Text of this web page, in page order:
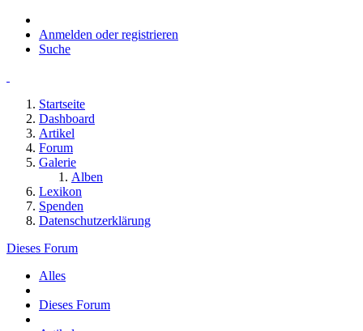
Anmelden oder registrieren
Suche
Startseite
Dashboard
Artikel
Forum
Galerie
Alben
Lexikon
Spenden
Datenschutzerklärung
Dieses Forum
Alles
Dieses Forum